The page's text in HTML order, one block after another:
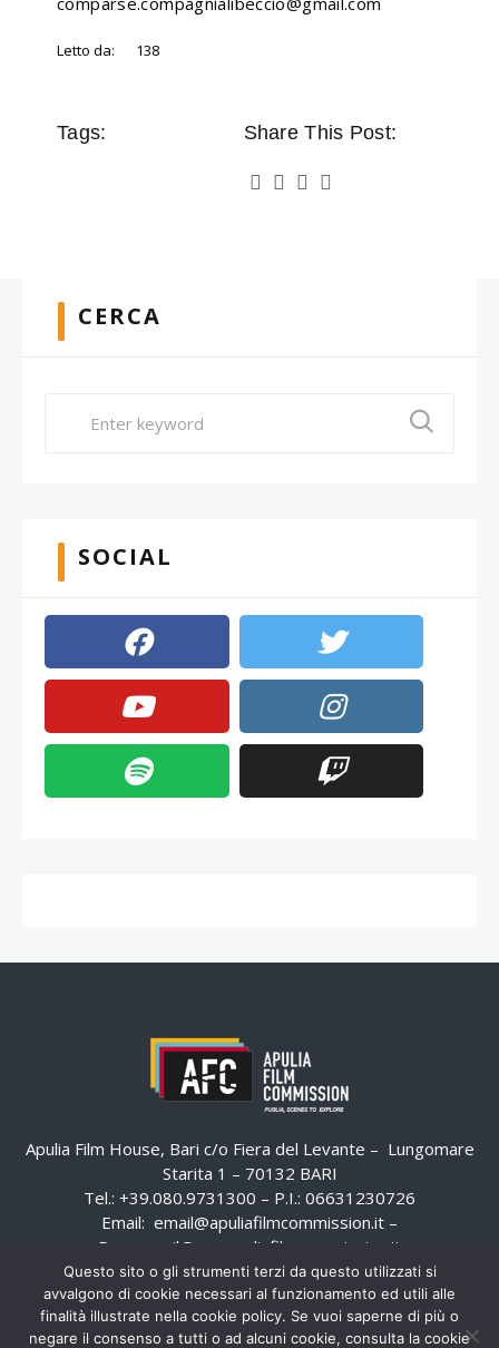
Letto da: 138
Tags: Share This Post:
CERCA
SOCIAL
Apulia Film House, Bari c/o Fiera del Levante – Lungomare
Starita 1 – 70132 BARI
Tel.: +39.080.9731300 – P.I.: 06631230726
Email: email@apuliafilmcommission.it –
Pec:
email@pec.apuliafilmcommission.it
Questo sito o gli strumenti terzi da questo utilizzati si
avvalgono di cookie necessari al funzionamento ed utili alle
finalità illustrate nella cookie policy. Se vuoi saperne di più o
negare il consenso a tutti o ad alcuni cookie, consulta la cookie